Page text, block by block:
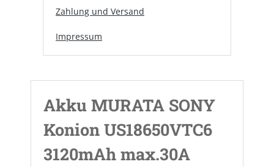
Zahlung und Versand
Impressum
Akku MURATA SONY
Konion US18650VTC6
3120mAh max.30A